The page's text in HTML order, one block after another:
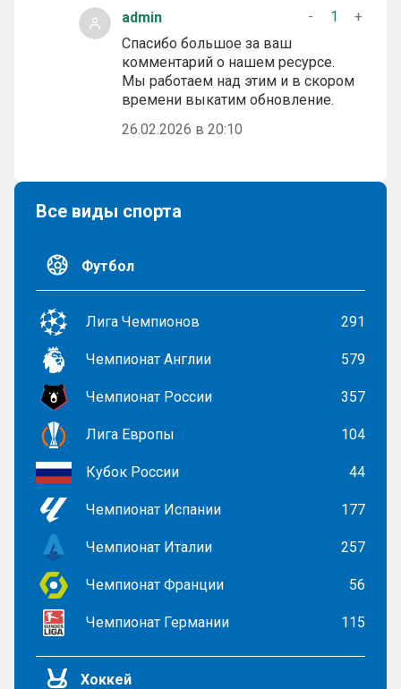
admin - 1
+
Спасибо большое за ваш
комментарий о нашем ресурсе.
Мы работаем над этим и в скором
времени выкатим обновление.
26.02.2026 в 20:10
Все виды спорта
Футбол
Лига Чемпионов 291
Чемпионат Англии 579
Чемпионат России 357
Лига Европы 104
Кубок России 44
Чемпионат Испании 177
Чемпионат Италии 257
Чемпионат Франции 56
Чемпионат Германии 115
Хоккей